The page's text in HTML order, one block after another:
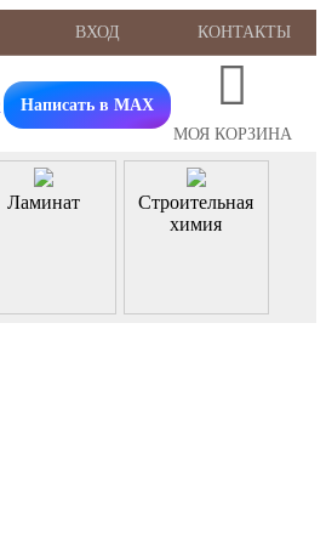
ВХОД КОНТАКТЫ
Написать в MAX
МОЯ КОРЗИНА
Ламинат
Строительная
химия